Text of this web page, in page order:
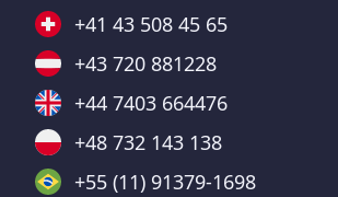
+41 43 508 45 65
+43 720 881228
+44 7403 664476
+48 732 143 138
+55 (11) 91379-1698